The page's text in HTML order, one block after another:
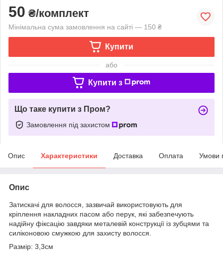
50 ₴/комплект
Мінімальна сума замовлення на сайті — 150 ₴
Купити
або
Купити з
Що таке купити з Пром?
Замовлення під захистом
Опис Характеристики Доставка Оплата Умови
Опис
Затискачі для волосся, зазвичай використовують для
кріплення накладних пасом або перук, які забезпечують
надійну фіксацію завдяки металевій конструкції із зубцями та
силіконовою смужкою для захисту волосся.
Размір: 3,3см